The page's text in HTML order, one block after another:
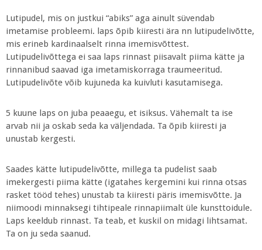
Lutipudel, mis on justkui “abiks” aga ainult süvendab
imetamise probleemi. laps õpib kiiresti ära nn lutipudelivõtte,
mis erineb kardinaalselt rinna imemisvõttest.
Lutipudelivõttega ei saa laps rinnast piisavalt piima kätte ja
rinnanibud saavad iga imetamiskorraga traumeeritud.
Lutipudelivõte võib kujuneda ka kuivluti kasutamisega.
5 kuune laps on juba peaaegu, et isiksus. Vähemalt ta ise
arvab nii ja oskab seda ka väljendada. Ta õpib kiiresti ja
unustab kergesti.
Saades kätte lutipudelivõtte, millega ta pudelist saab
imekergesti piima kätte (igatahes kergemini kui rinna otsas
rasket tööd tehes) unustab ta kiiresti päris imemisvõtte. Ja
niimoodi minnaksegi tihtipeale rinnapiimalt üle kunsttoidule.
Laps keeldub rinnast. Ta teab, et kuskil on midagi lihtsamat.
Ta on ju seda saanud.